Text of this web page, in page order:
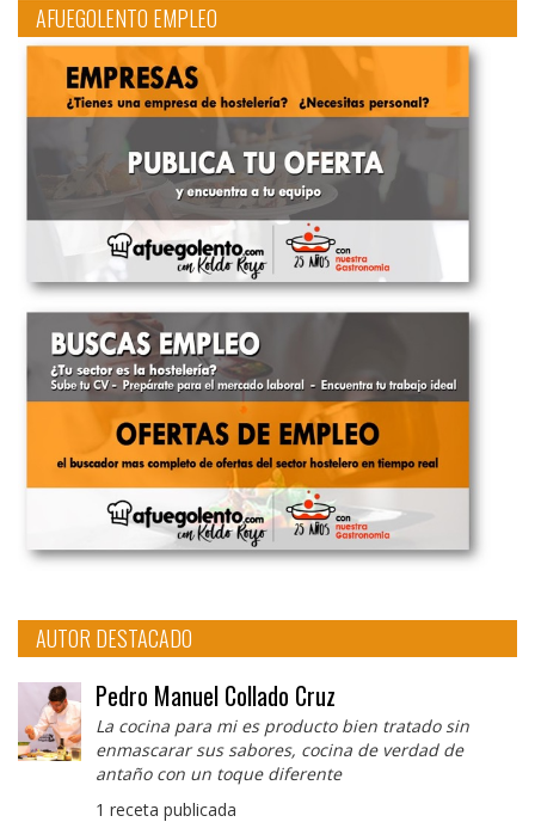
AFUEGOLENTO EMPLEO
AUTOR DESTACADO
Pedro Manuel Collado Cruz
La cocina para mi es producto bien tratado sin
enmascarar sus sabores, cocina de verdad de
antaño con un toque diferente
1 receta publicada